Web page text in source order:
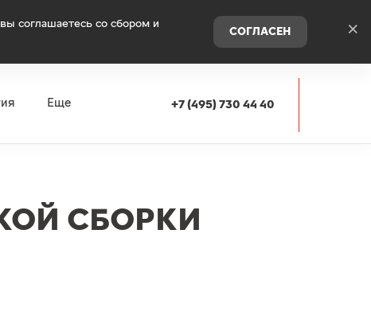
соглашаетесь со сбором и
СОГЛАСЕН ×
Еще +7 (495) 730 44 40
СБОРКИ